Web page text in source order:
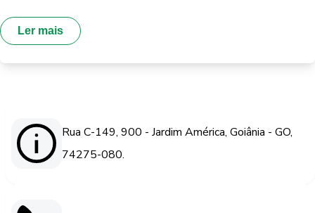
Ler mais
Rua C-149, 900 - Jardim América, Goiânia - GO,
74275-080.